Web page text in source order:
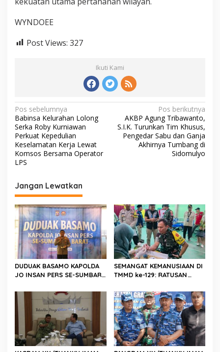
WYNDOEE
Post Views: 327
Ikuti Kami
N
a
v
i
g
a
s
i
p
o
s
Pos sebelumnya
Babinsa Kelurahan Lolong
Serka Roby Kurniawan
Perkuat Kepedulian
Keselamatan Kerja Lewat
Komsos Bersama Operator
LPS
Pos berikutnya
AKBP Agung Tribawanto,
S.I.K. Turunkan Tim Khusus,
Pengedar Sabu dan Ganja
Akhirnya Tumbang di
Sidomulyo
Jangan Lewatkan
DUDUAK BASAMO KAPOLDA
JO INSAN PERS SE-SUMBAR,
Abadhy Dorong Kolaborasi
Polri dan Media Demi
Kepentingan Masyarakat
SEMANGAT KEMANUSIAAN DI
TMMD ke-129: RATUSAN
KEBUTUHAAN STOK DARAH